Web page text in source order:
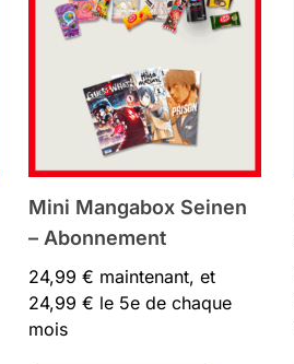
Mini Mangabox Seinen
– Abonnement
24,99 € maintenant, et
24,99 € le 5e de chaque
mois